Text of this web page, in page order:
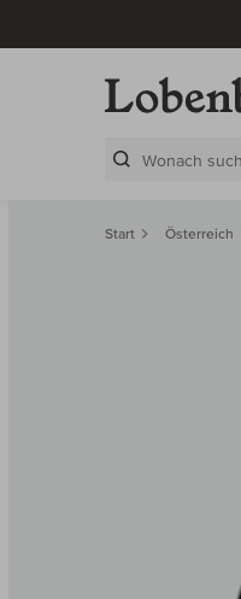
Start Österreich